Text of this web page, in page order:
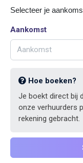
Selecteer je
Aankomst
Hoe boeken?
Je boekt direct bij
onze verhuurders
rekening gebracht.